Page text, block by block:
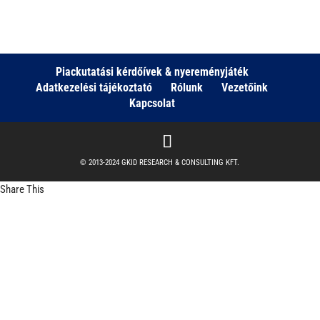
Piackutatási kérdőívek & nyereményjáték
Adatkezelési tájékoztató
Rólunk
Vezetőink
Kapcsolat
© 2013-2024 GKID RESEARCH & CONSULTING KFT.
Share This